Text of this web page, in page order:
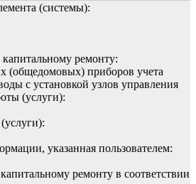
(системы):
ремонту:
(общедомовых) приборов учета
с установкой узлов управления
(услуги):
указанная пользователем:
ремонту в соответствии